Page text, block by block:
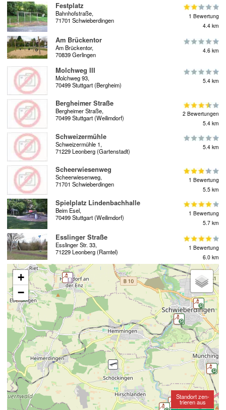
Festplatz
Bahnhofstraße,
71701 Schwieberdingen
1 Bewertung
4.4 km
Am Brückentor
Am Brückentor,
70839 Gerlingen
4.6 km
Molchweg III
Molchweg 93,
70499 Stuttgart (Bergheim)
5.4 km
Bergheimer Straße
Bergheimer Straße,
70499 Stuttgart (Weilimdorf)
2 Bewertungen
5.4 km
Schweizermühle
Schweizermühle 1,
71229 Leonberg (Gartenstadt)
5.4 km
Scheerwiesenweg
Scheerwiesenweg,
71701 Schwieberdingen
1 Bewertung
5.5 km
Spielplatz Lindenbachhalle
Beim Esel,
70499 Stuttgart (Weilimdorf)
1 Bewertung
5.7 km
Esslinger Straße
Esslinger Str. 33,
71229 Leonberg (Ramtel)
1 Bewertung
6.0 km
+
−
Standort zen-
trieren aus